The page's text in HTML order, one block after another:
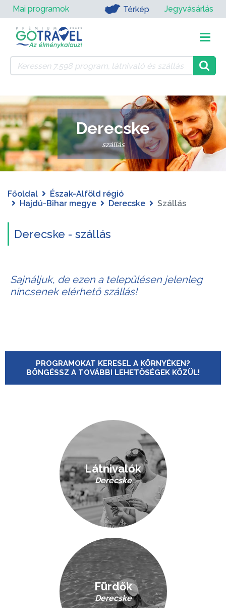
Mai programok Térkép Jegyvásárlás
Derecske
szállás
Főoldal
Észak-Alföld régió
Hajdú-Bihar megye
Derecske Szállás
Derecske - szállás
Sajnáljuk, de ezen a településen jelenleg
nincsenek elérhető szállás!
PROGRAMOKAT KERESEL A KÖRNYÉKEN?
BÖNGÉSSZ A TOVÁBBI LEHETŐSÉGEK KÖZÜL!
Látnivalók
Derecske
Fürdők
Derecske